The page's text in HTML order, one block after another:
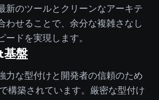
新のツールとクリーンなアーキテ
わせることで、余分な複雑さなし
ードを実現します。
基盤
力な型付けと開発者の信頼のため
構築されています。厳密な型付け